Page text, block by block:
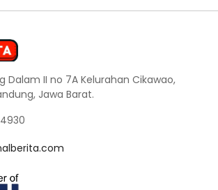
Dalam II no 7A Kelurahan Cikawao,
Jawa Barat.